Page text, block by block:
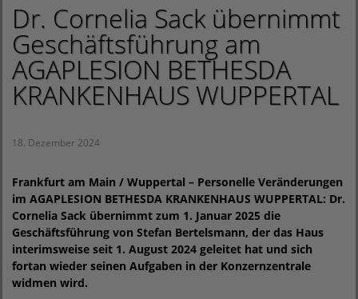
Dr. Cornelia Sack übernimmt
Geschäftsführung am
AGAPLESION BETHESDA
KRANKENHAUS WUPPERTAL
18. Dezember 2024
Frankfurt am Main / Wuppertal – Personelle Veränderungen
im AGAPLESION BETHESDA KRANKENHAUS WUPPERTAL: Dr.
Cornelia Sack übernimmt zum 1. Januar 2025 die
Geschäftsführung von Stefan Bertelsmann, der das Haus
interimsweise seit 1. August 2024 geleitet hat und sich
fortan wieder seinen Aufgaben in der Konzernzentrale
widmen wird.